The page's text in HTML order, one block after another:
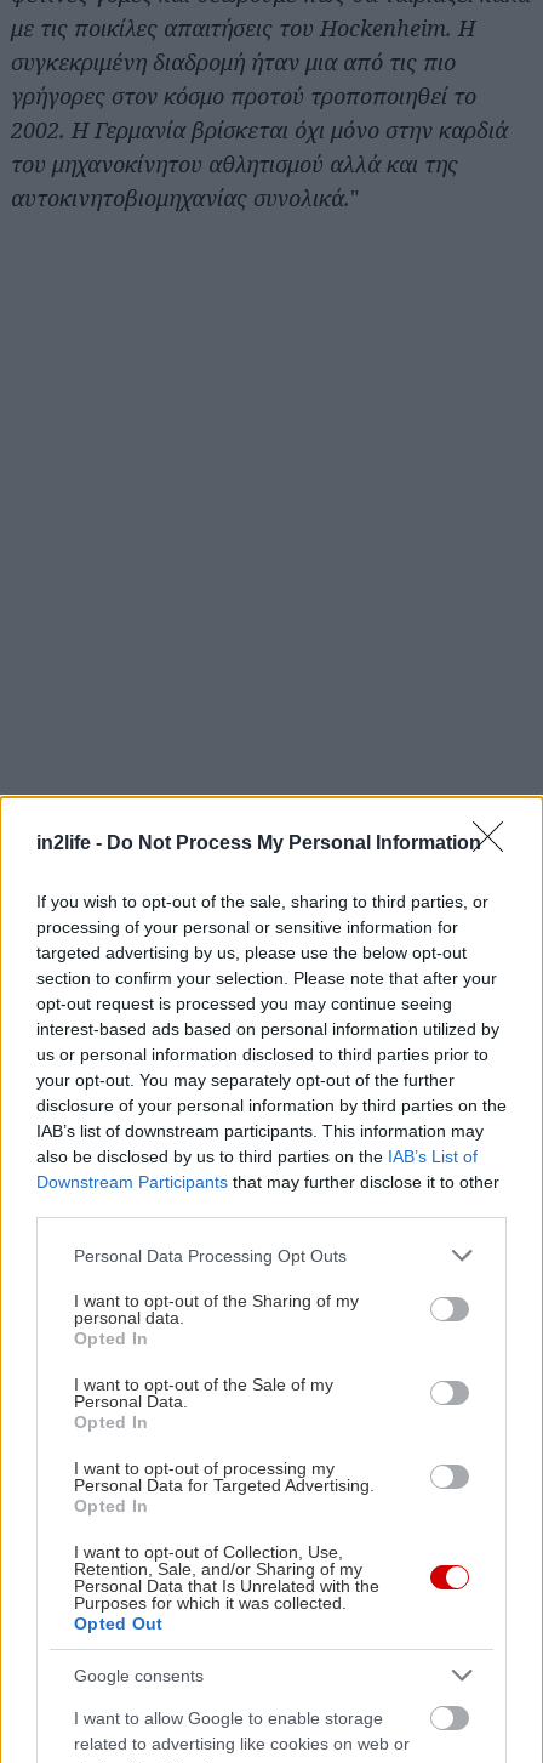
in2life - Do Not Process My Personal Information
If you wish to opt-out of the sale, sharing to third parties, or
processing of your personal or sensitive information for
targeted advertising by us, please use the below opt-out
section to confirm your selection. Please note that after your
opt-out request is processed you may continue seeing
interest-based ads based on personal information utilized by
us or personal information disclosed to third parties prior to
your opt-out. You may separately opt-out of the further
disclosure of your personal information by third parties on the
IAB’s list of downstream participants. This information may
also be disclosed by us to third parties on the IAB’s List of
Downstream Participants that may further disclose it to other
Please note that this website/app uses one or more Google
not limited to your visit or usage behaviour. You may click to
grant or deny consent to Google and its third-party tags to
use your data for below specified purposes in below Google
consent section.
Personal Data Processing Opt Outs
I want to opt-out of the Sharing of my
personal data.
Opted In
I want to opt-out of the Sale of my
Personal Data.
Opted In
I want to opt-out of processing my
Personal Data for Targeted Advertising.
Opted In
I want to opt-out of Collection, Use,
Retention, Sale, and/or Sharing of my
Personal Data that Is Unrelated with the
Purposes for which it was collected.
Opted Out
Google consents
I want to allow Google to enable storage
related to advertising like cookies on web or
με τις ποικίλες απαιτήσεις του Hockenheim. H
συγκεκριμένη διαδρομή ήταν μια από τις πιο
γρήγορες στον κόσμο προτού τροποποιηθεί το
2002. Η Γερμανία βρίσκεται όχι μόνο στην καρδιά
του μηχανοκίνητου αθλητισμού αλλά και της
αυτοκινητοβιομηχανίας συνολικά."
Διαβάστε επίσης
Πώς πρέπει να προσαρμοστεί η Aston Martin
για να ανταποκριθεί στις μεταβαλλόμενες
ανάγκες
Η κάποτε
για να